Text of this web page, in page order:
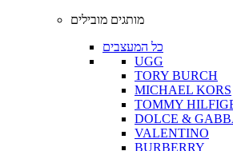
מותגים מובילים
כל המעצבים
UGG
TORY BURCH
MICHAEL KORS
TOMMY
DOLCE &
VALENTINO
BURBERRY